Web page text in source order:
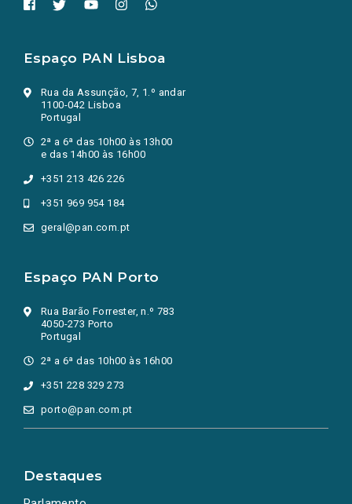
Espaço PAN Lisboa
Rua da Assunção, 7, 1.º andar
1100-042 Lisboa
Portugal
2ª a 6ª das 10h00 às 13h00
e das 14h00 às 16h00
+351 213 426 226
+351 969 954 184
geral@pan.com.pt
Espaço PAN Porto
Rua Barão Forrester, n.º 783
4050-273 Porto
Portugal
2ª a 6ª das 10h00 às 16h00
+351 228 329 273
porto@pan.com.pt
Destaques